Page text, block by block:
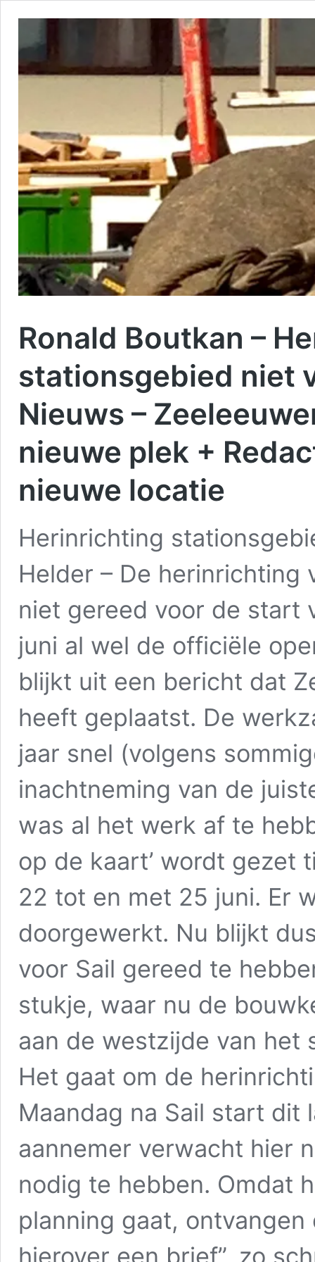
Ronald Boutkan –
stationsgebied niet
Nieuws –
nieuwe plek +
nieuwe locatie
Herinrichting
Helder – De
niet gereed voor de start
juni al wel de officiële
blijkt uit een bericht dat
heeft geplaatst. De
jaar snel (volgens
inachtneming van de
was al het werk af te
op de kaart’ wordt gezet
22 tot en met 25 juni. Er
doorgewerkt. Nu blijkt
voor Sail gereed te
stukje, waar nu de
aan de westzijde van het
Het gaat om de
Maandag na Sail start
aannemer verwacht hier
nodig te hebben. Omdat
planning gaat,
hierover een brief”, zo